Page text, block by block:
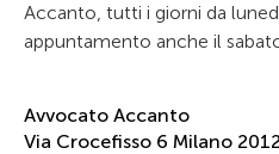
Accanto, tutti i giorni da
appuntamento anche il
Avvocato Accanto
Via Crocefisso 6 Milano